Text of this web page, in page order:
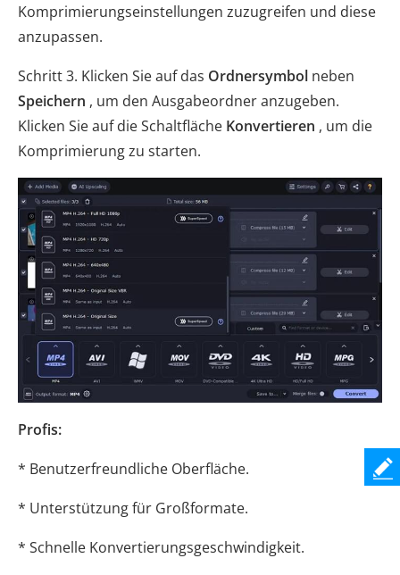
Komprimierungseinstellungen zuzugreifen und diese
anzupassen.
Schritt 3. Klicken Sie auf das Ordnersymbol neben
Speichern , um den Ausgabeordner anzugeben.
Klicken Sie auf die Schaltfläche Konvertieren , um die
Komprimierung zu starten.
Profis:
* Benutzerfreundliche Oberfläche.
* Unterstützung für Großformate.
* Schnelle Konvertierungsgeschwindigkeit.